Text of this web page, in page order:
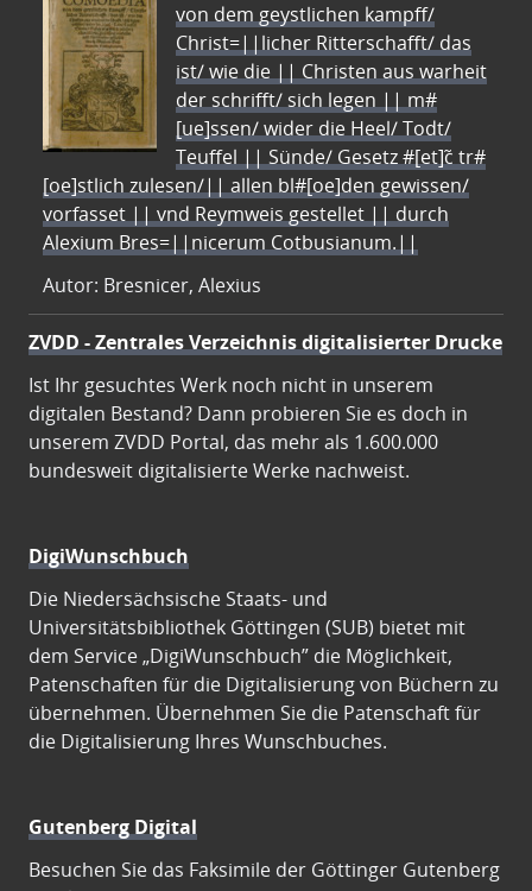
von dem geystlichen kampff/
Christ=||licher Ritterschafft/ das
ist/ wie die || Christen aus warheit
der schrifft/ sich legen || m#
[ue]ssen/ wider die Heel/ Todt/
Teuffel || Sünde/ Gesetz #[et]c̃ tr#
[oe]stlich zulesen/|| allen bl#[oe]den gewissen/
vorfasset || vnd Reymweis gestellet || durch
Alexium Bres=||nicerum Cotbusianum.||
Autor: Bresnicer, Alexius
ZVDD - Zentrales Verzeichnis digitalisierter Drucke
Ist Ihr gesuchtes Werk noch nicht in unserem
digitalen Bestand? Dann probieren Sie es doch in
unserem ZVDD Portal, das mehr als 1.600.000
bundesweit digitalisierte Werke nachweist.
DigiWunschbuch
Die Niedersächsische Staats- und
Universitätsbibliothek Göttingen (SUB) bietet mit
dem Service „DigiWunschbuch” die Möglichkeit,
Patenschaften für die Digitalisierung von Büchern zu
übernehmen. Übernehmen Sie die Patenschaft für
die Digitalisierung Ihres Wunschbuches.
Gutenberg Digital
Besuchen Sie das Faksimile der Göttinger Gutenberg